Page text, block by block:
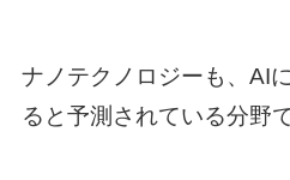
ナノテクノロジーも、AI
ると予測されている分野で